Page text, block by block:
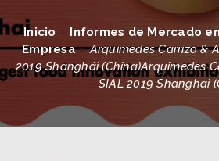
Inicio
Informes de Mercado
Empresa»Arquimedes Carrizo &
2019 Shanghái (China)Arquimedes
SIAL 2019 Shanghai